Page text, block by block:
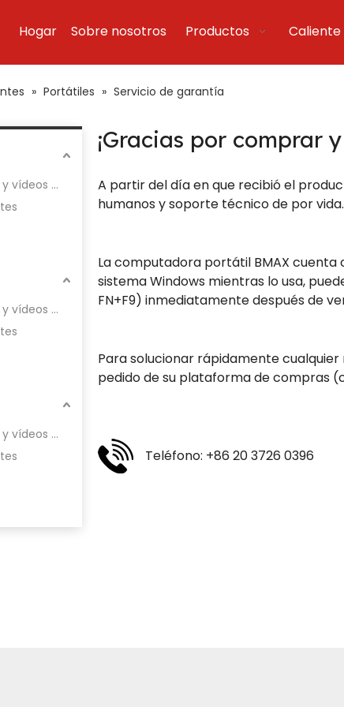
Hogar Sobre nosotros Productos Caliente
» Portátiles » Servicio de garantía
Base de conocimientos y vídeos de funcionamiento
Base de conocimientos y vídeos de funcionamiento
Base de conocimientos y vídeos de funcionamiento
¡Gracias por comprar
A partir del día en que recibió el
humanos y soporte técnico de por vida.
La computadora portátil BMAX cuenta
sistema Windows mientras lo usa,
FN+F9) inmediatamente después de
Para solucionar rápidamente
pedido de su plataforma de compras
Teléfono: +86 20 3726 0396